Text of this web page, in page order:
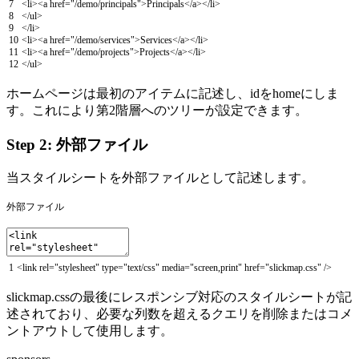
7
8
9
10
11
12
<li><a href="/demo/principals">Principals</a></li>
</ul>
</li>
<li><a href="/demo/services">Services</a></li>
<li><a href="/demo/projects">Projects</a></li>
</ul>
ホームページは最初のアイテムに記述し、idをhomeにしま
す。これにより第2階層へのツリーが設定できます。
Step 2: 外部ファイル
当スタイルシートを外部ファイルとして記述します。
外部ファイル
1 <link rel="stylesheet" type="text/css" media="screen,print" href="slickmap.css" />
slickmap.cssの最後にレスポンシブ対応のスタイルシートが記
述されており、必要な列数を超えるクエリを削除またはコメ
ントアウトして使用します。